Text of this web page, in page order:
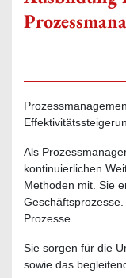
Als
kontinuierlichen
Methoden mit. Sie
Prozesse.
Sie sorgen für die
sowie das